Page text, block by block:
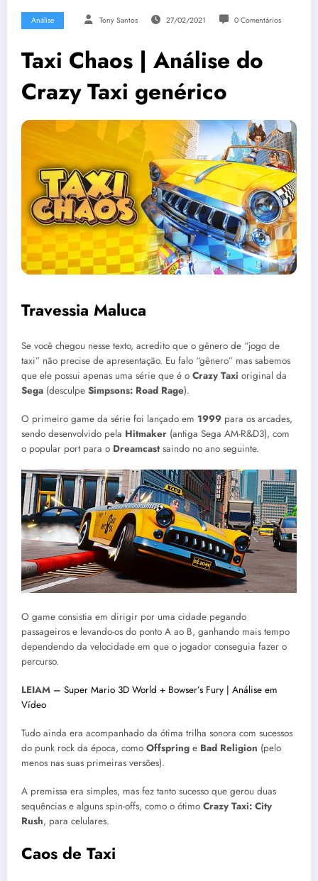
Análise Tony Santos 27/02/2021 0 Comentários
Taxi Chaos | Análise do
Crazy Taxi genérico
Travessia Maluca
Se você chegou nesse texto, acredito que o gênero de “jogo de
taxi” não precise de apresentação. Eu falo “gênero” mas sabemos
que ele possui apenas uma série que é o Crazy Taxi original da
Sega (desculpe Simpsons: Road Rage).
O primeiro game da série foi lançado em 1999 para os arcades,
sendo desenvolvido pela Hitmaker (antiga Sega AM-R&D3), com
o popular port para o Dreamcastsaindo no ano seguinte.
O game consistia em dirigir por uma cidade pegando
passageiros e levando-os do ponto A ao B, ganhando mais tempo
dependendo da velocidade em que o jogador conseguia fazer o
percurso.
LEIAM – Super Mario 3D World + Bowser’s Fury | Análise em
Vídeo
Tudo ainda era acompanhado da ótima trilha sonora com sucessos
do punk rock da época, como Offspring e Bad Religion (pelo
menos nas suas primeiras versões).
A premissa era simples, mas fez tanto sucesso que gerou duas
sequências e alguns spin-offs, como o ótimo Crazy Taxi: City
Rush, para celulares.
Caos de Taxi